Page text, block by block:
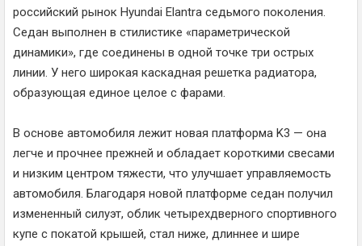
российский рынок Hyundai Elantra седьмого поколения.
Седан выполнен в стилистике «параметрической
динамики», где соединены в одной точке три острых
линии. У него широкая каскадная решетка радиатора,
образующая единое целое с фарами.
В основе автомобиля лежит новая платформа K3 — она
легче и прочнее прежней и обладает короткими свесами
и низким центром тяжести, что улучшает управляемость
автомобиля. Благодаря новой платформе седан получил
измененный силуэт, облик четырехдверного спортивного
купе с покатой крышей, стал ниже, длиннее и шире